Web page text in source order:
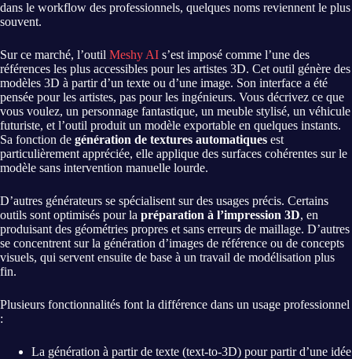
dans le workflow des professionnels, quelques noms reviennent le plus
souvent.
Sur ce marché, l’outil Meshy AI s’est imposé comme l’une des
références les plus accessibles pour les artistes 3D. Cet outil génère des
modèles 3D à partir d’un texte ou d’une image. Son interface a été
pensée pour les artistes, pas pour les ingénieurs. Vous décrivez ce que
vous voulez, un personnage fantastique, un meuble stylisé, un véhicule
futuriste, et l’outil produit un modèle exportable en quelques instants.
Sa fonction de génération de textures automatiques est
particulièrement appréciée, elle applique des surfaces cohérentes sur le
modèle sans intervention manuelle lourde.
D’autres générateurs se spécialisent sur des usages précis. Certains
outils sont optimisés pour la préparation à l’impression 3D, en
produisant des géométries propres et sans erreurs de maillage. D’autres
se concentrent sur la génération d’images de référence ou de concepts
visuels, qui servent ensuite de base à un travail de modélisation plus
fin.
Plusieurs fonctionnalités font la différence dans un usage professionnel
:
La génération à partir de texte (text-to-3D) pour partir d’une idée